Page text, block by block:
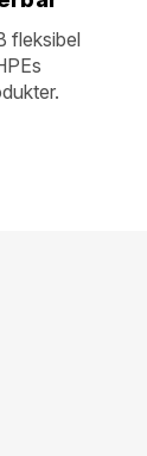
fleksibel